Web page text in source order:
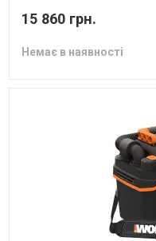
15 860 грн.
Немає в наявності